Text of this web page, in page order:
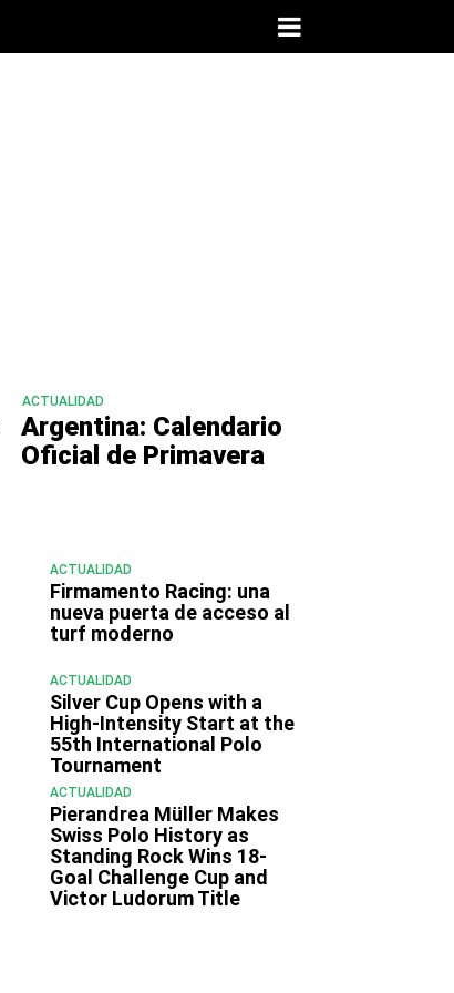
ACTUALIDAD
Argentina: Calendario
Oficial de Primavera
ACTUALIDAD
Firmamento Racing: una
nueva puerta de acceso al
turf moderno
ACTUALIDAD
Silver Cup Opens with a
High‑Intensity Start at the
55th International Polo
Tournament
ACTUALIDAD
Pierandrea Müller Makes
Swiss Polo History as
Standing Rock Wins 18-
Goal Challenge Cup and
Victor Ludorum Title